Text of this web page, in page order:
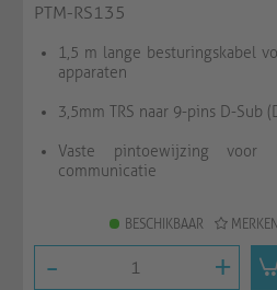
PTM-RS135
1,5 m lange besturingskabel
apparaten
3,5mm TRS naar 9-pins D-Sub
Vaste pintoewijzing voor
communicatie
BESCHIKBAAR MERKEN
- +